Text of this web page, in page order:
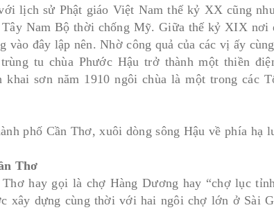
lịch sử Phật giáo Việt Nam thế kỷ XX cũng
Nam Bộ thời chống Mỹ. Giữa thế kỷ XIX nơi
vào đây lập nên. Nhờ công quả của các vị ấy
tu chùa Phước Hậu trở thành một thiền
khai sơn năm 1910 ngôi chùa là một trong các
phố Cần Thơ, xuôi dòng sông Hậu về phía hạ
Thơ
hay gọi là chợ Hàng Dương hay “chợ lục
xây dựng cùng thời với hai ngôi chợ lớn ở Sài